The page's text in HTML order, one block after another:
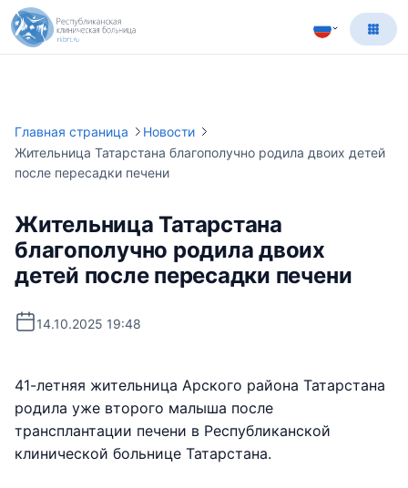
Главная страница
Новости
Жительница Татарстана благополучно родила двоих детей
после пересадки печени
Жительница Татарстана
благополучно родила двоих
детей после пересадки печени
14.10.2025 19:48
41-летняя жительница Арского района Татарстана
родила уже второго малыша после
трансплантации печени в Республиканской
клинической больнице Татарстана.